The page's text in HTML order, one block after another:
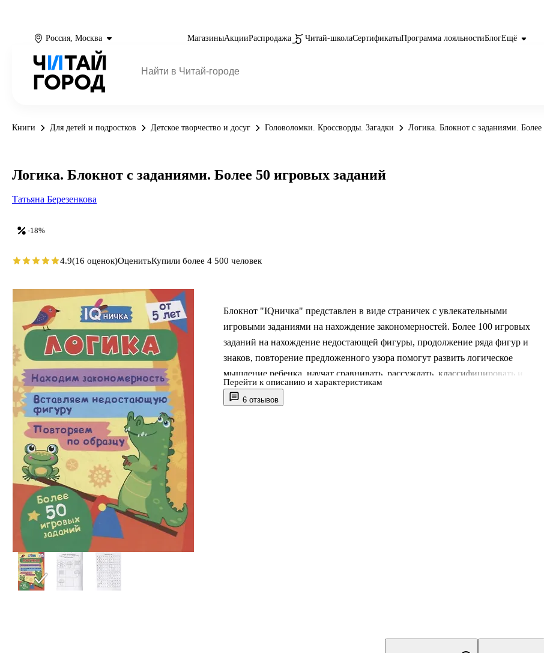
Россия, Москва МагазиныАкцииРаспродажа Читай-школаСертификатыПрограмма лояльностиБлогЕщё
Книги Для детей и подростков Детское творчество и досуг Головоломки. Кроссворды. Загадки Логика. Блокнот с заданиями.
6 отзывов
Блокнот "IQничка" представлен в виде страничек с увлекательными
игровыми заданиями на нахождение закономерностей. Более 100 игровых
заданий на нахождение недостающей фигуры, продолжение ряда фигур и
знаков, повторение предложенного узора помогут развить логическое
мышление ребенка, научат сравнивать, рассуждать, классифицировать и
делать выводы. Компактный формат блокнота позволит малышу в любое
время и в любом месте организовать "умственную гимнастику", заставить
Перейти к описанию и характеристикам
-18%
Логика. Блокнот с заданиями. Более 50 игровых заданий
Татьяна Березенкова
4.9(16 оценок)ОценитьКупили более 4 500 человек